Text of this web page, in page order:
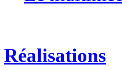
Réalisations